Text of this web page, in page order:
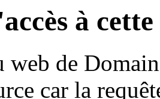
à
web de
car la